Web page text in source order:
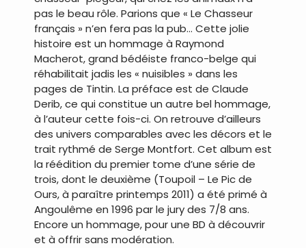
pas le beau rôle. Parions que « Le Chasseur
français » n’en fera pas la pub… Cette jolie
histoire est un hommage à Raymond
Macherot, grand bédéiste franco-belge qui
réhabilitait jadis les « nuisibles » dans les
pages de Tintin. La préface est de Claude
Derib, ce qui constitue un autre bel hommage,
à l’auteur cette fois-ci. On retrouve d’ailleurs
des univers comparables avec les décors et le
trait rythmé de Serge Montfort. Cet album est
la réédition du premier tome d’une série de
trois, dont le deuxième (Toupoil – Le Pic de
Ours, à paraître printemps 2011) a été primé à
Angoulême en 1996 par le jury des 7/8 ans.
Encore un hommage, pour une BD à découvrir
et à offrir sans modération.